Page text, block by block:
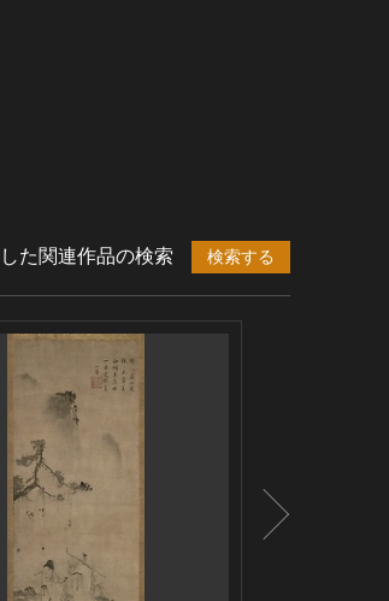
た関連作品の検索 検索する